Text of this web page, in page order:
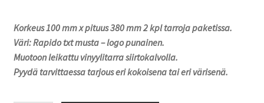
Korkeus 100 mm x pituus 380 mm 2 kpl tarroja paketissa.
Väri: Rapido txt musta – logo punainen.
Muotoon leikattu vinyylitarra siirtokalvolla.
Pyydä tarvittaessa tarjous eri kokoisena tai eri värisenä.